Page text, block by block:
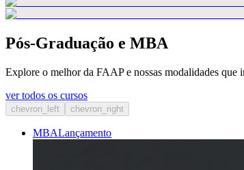
Pós-Graduação e MBA
Explore o melhor da FAAP e nossas modalidades que
ver todos os cursos
chevron_left chevron_right
MBALançamento